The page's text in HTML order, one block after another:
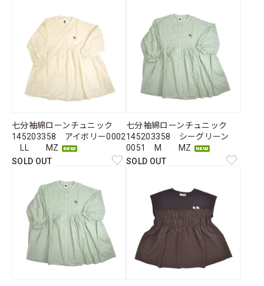
七分袖綿ローンチュニック
145203358 アイボリー0002
LL MZ
SOLD OUT
七分袖綿ローンチュニック
145203358 シーグリーン
0051 M MZ
SOLD OUT